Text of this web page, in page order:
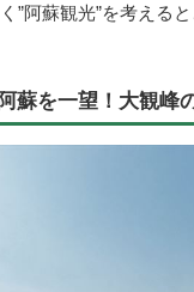
”阿蘇観光”を考える
蘇を一望！大観峰